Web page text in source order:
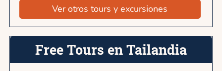
Ver otros tours y excursiones
Free Tours en Tailandia